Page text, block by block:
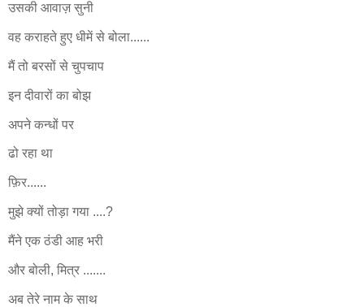
उसकी आवाज़ सुनी
वह कराहते हुए धीमें से बोला......
मैं तो बरसों से चुपचाप
इन दीवारों का बोझ
अपने कन्धों पर
ढो रहा था
फ़िर......
मुझे क्यों तोड़ा गया ....?
मैंने एक ठंडी आह भरी
और बोली, मित्र .......
अब तेरे नाम के साथ